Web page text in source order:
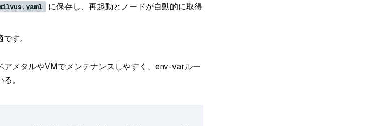
に保存し、再起動とノードが自動的に取得
す。
アメタルやVMでメンテナンスしやすく、env-varルー
。